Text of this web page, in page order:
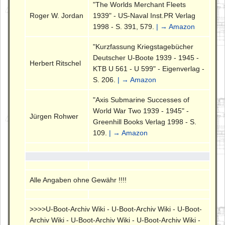
Roger W. Jordan
"The Worlds Merchant Fleets
1939" - US-Naval Inst.PR Verlag
1998 - S. 391, 579. | → Amazon
Herbert Ritschel
"Kurzfassung Kriegstagebücher
Deutscher U-Boote 1939 - 1945 -
KTB U 561 - U 599" - Eigenverlag -
S. 206. | → Amazon
Jürgen Rohwer
"Axis Submarine Successes of
World War Two 1939 - 1945" -
Greenhill Books Verlag 1998 - S.
109. | → Amazon
Alle Angaben ohne Gewähr !!!!
>>>>U-Boot-Archiv Wiki - U-Boot-Archiv Wiki - U-Boot-
Archiv Wiki - U-Boot-Archiv Wiki - U-Boot-Archiv Wiki -